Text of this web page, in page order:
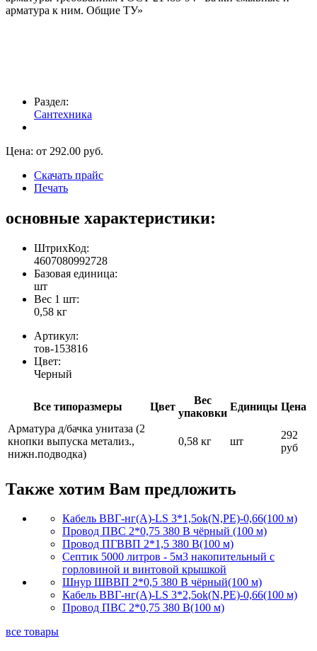
арматура к ним. Общие ТУ»
Раздел:
Сантехника
Цена: от 292.00 руб.
Скачать прайс
Печать
основные характеристики:
ШтрихКод:
4607080992728
Базовая единица:
шт
Вес 1 шт:
0,58 кг
Артикул:
тов-153816
Цвет:
Черный
Все типоразмеры Цвет
Вес
упаковки
Единицы Цена
Арматура д/бачка унитаза (2
кнопки выпуска метализ.,
нижн.подводка)
0,58 кг шт
292
руб
Также хотим Вам предложить
Кабель ВВГ-нг(А)-LS 3*1,5ok(N,PE)-0,66(100 м)
Провод ПВС 2*0,75 380 В чёрный (100 м)
Провод ПГВВП 2*1,5 380 В(100 м)
Септик 5000 литров - 5м3 накопительный с
горловиной и винтовой крышкой
Шнур ШВВП 2*0,5 380 В чёрный(100 м)
Кабель ВВГ-нг(А)-LS 3*2,5ok(N,PE)-0,66(100 м)
Провод ПВС 2*0,75 380 В(100 м)
все товары